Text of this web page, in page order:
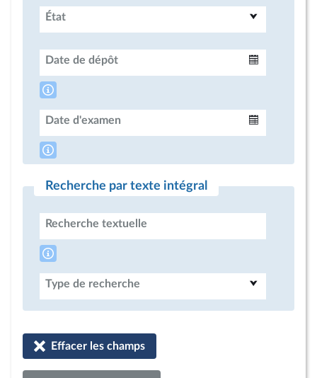
État
Date de dépôt
Date d'examen
Recherche par texte intégral
Recherche textuelle
Type de recherche
Effacer les champs